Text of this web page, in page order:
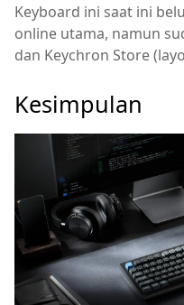
Keyboard ini saat ini
online utama, namun
dan Keychron Store
Kesimpulan